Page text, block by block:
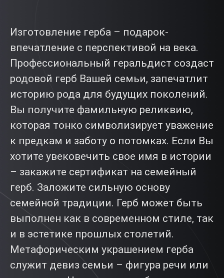
Изготовление герба – подарок-
впечатление с перспективой на века.
Профессиональный геральдист создаст
родовой герб Вашей семьи, запечатлит
историю рода для будущих поколений.
Вы получите фамильную реликвию,
которая тонко символизирует уважение
к предкам и заботу о потомках. Если Вы
хотите увековечить свое имя в истории
– закажите сертификат на семейный
герб. Заложите сильную основу
семейной традиции. Герб может быть
выполнен как в современном стиле, так
и в эстетике прошлых столетий.
Метафорическим украшением герба
служит девиз семьи – фигура речи или